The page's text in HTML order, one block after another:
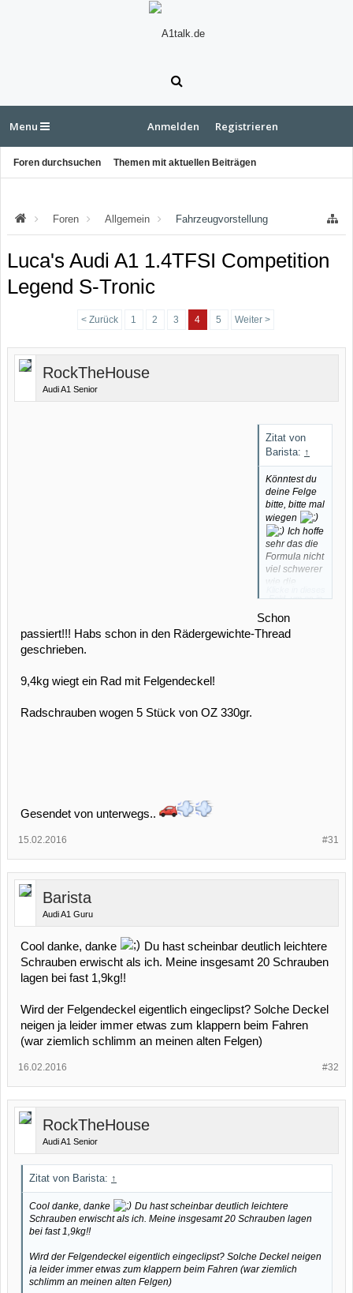
Menu
Foren durchsuchen Themen mit aktuellen Beiträgen
Anmelden Registrieren
Foren Allgemein Fahrzeugvorstellung
Luca's Audi A1 1.4TFSI Competition
Legend S-Tronic
< Zurück 1 2 3 4 5 Weiter >
RockTheHouse
Audi A1 Senior
Zitat von
Barista: ↑
Könntest du
deine Felge
bitte, bitte mal
wiegen
Ich hoffe
sehr das die
Formula nicht
viel schwerer
wie die
Feld, um es in
Größe
anzuzeigen.
Schon
passiert!!! Habs schon in den Rädergewichte-Thread
geschrieben.
9,4kg wiegt ein Rad mit Felgendeckel!
Radschrauben wogen 5 Stück von OZ 330gr.
Gesendet von unterwegs..
#31
15.02.2016
Barista
Audi A1 Guru
Cool danke, danke
Du hast scheinbar deutlich leichtere
Schrauben erwischt als ich. Meine insgesamt 20 Schrauben
lagen bei fast 1,9kg!!
Wird der Felgendeckel eigentlich eingeclipst? Solche Deckel
neigen ja leider immer etwas zum klappern beim Fahren
(war ziemlich schlimm an meinen alten Felgen)
#32
16.02.2016
RockTheHouse
Audi A1 Senior
Zitat von Barista: ↑
Cool danke, danke
Du hast scheinbar deutlich leichtere
Schrauben erwischt als ich. Meine insgesamt 20 Schrauben lagen
bei fast 1,9kg!!
Wird der Felgendeckel eigentlich eingeclipst? Solche Deckel neigen
ja leider immer etwas zum klappern beim Fahren (war ziemlich
schlimm an meinen alten Felgen)